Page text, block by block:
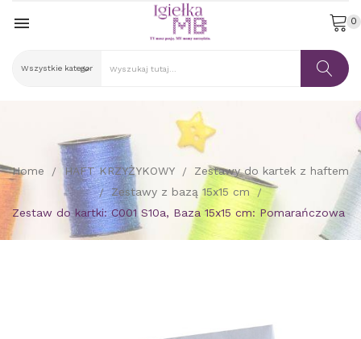
 0
Home HAFT KRZYŻYKOWY
Zestawy do kartek z haftem
Zestawy z bazą 15x15 cm
Zestaw do kartki: C001 S10a, Baza 15x15 cm: Pomarańczowa